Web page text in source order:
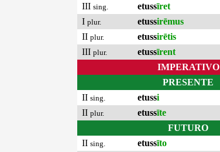
III sing. etussīret
I plur. etussirēmus
II plur. etussirētis
III plur. etussīrent
IMPERATIVO
PRESENTE
II sing. etussi
II plur. etussīte
FUTURO
II sing. etussīto